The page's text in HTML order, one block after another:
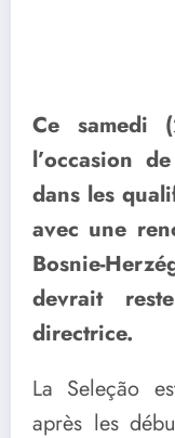
Ce samedi
l’occasion
dans les
avec une
Bosnie-
devrait
directrice.
La Seleção
après les